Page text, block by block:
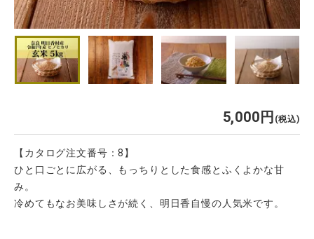
5,000 税込
【カタログ注文番号：8】
ひと口ごとに広がる、もっちりとした食感とふくよかな甘
み。
冷めてもなお美味しさが続く、明日香自慢の人気米です。